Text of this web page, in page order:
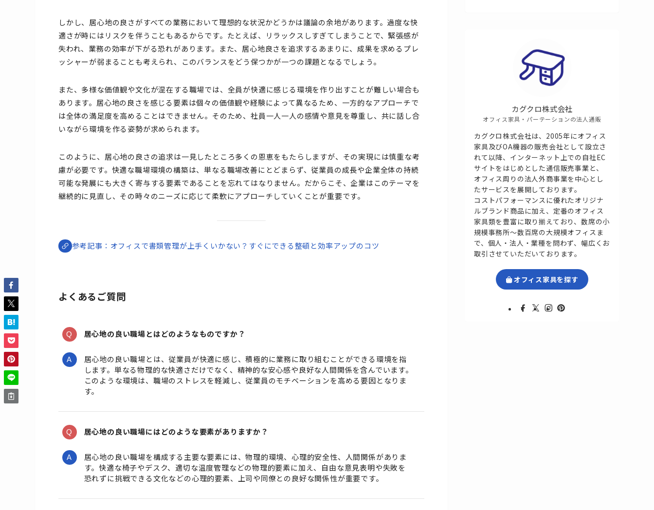
しかし、居心地の良さがすべての業務において理想的な状況かどうかは議論の余地があります。過度な快
適さが時にはリスクを伴うこともあるからです。たとえば、リラックスしすぎてしまうことで、緊張感が
失われ、業務の効率が下がる恐れがあります。また、居心地良さを追求するあまりに、成果を求めるプレ
ッシャーが弱まることも考えられ、このバランスをどう保つかが一つの課題となるでしょう。
また、多様な価値観や文化が混在する職場では、全員が快適に感じる環境を作り出すことが難しい場合も
あります。居心地の良さを感じる要素は個々の価値観や経験によって異なるため、一方的なアプローチで
は全体の満足度を高めることはできません。そのため、社員一人一人の感情や意見を尊重し、共に話し合
いながら環境を作る姿勢が求められます。
このように、居心地の良さの追求は一見したところ多くの恩恵をもたらしますが、その実現には慎重な考
慮が必要です。快適な職場環境の構築は、単なる職場改善にとどまらず、従業員の成長や企業全体の持続
可能な発展にも大きく寄与する要素であることを忘れてはなりません。だからこそ、企業はこのテーマを
継続的に見直し、その時々のニーズに応じて柔軟にアプローチしていくことが重要です。
オフィスで書類管理が上手くいかない？すぐにできる整頓と効率アップのコツ
よくあるご質問
居心地の良い職場とはどのようなものですか？
居心地の良い職場とは、従業員が快適に感じ、積極的に業務に取り組むことができる環境を指
します。単なる物理的な快適さだけでなく、精神的な安心感や良好な人間関係を含んでいます。
このような環境は、職場のストレスを軽減し、従業員のモチベーションを高める要因となりま
す。
居心地の良い職場にはどのような要素がありますか？
居心地の良い職場を構成する主要な要素には、物理的環境、心理的安全性、人間関係がありま
す。快適な椅子やデスク、適切な温度管理などの物理的要素に加え、自由な意見表明や失敗を
恐れずに挑戦できる文化などの心理的要素、上司や同僚との良好な関係性が重要です。
カグクロ株式会社
オフィス家具・パーテーションの法人通販
カグクロ株式会社は、2005年にオフィス
家具及びOA機器の販売会社として設立さ
れて以降、インターネット上での自社EC
サイトをはじめとした通信販売事業と、
オフィス周りの法人外商事業を中心とし
たサービスを展開しております。
コストパフォーマンスに優れたオリジナ
ルブランド商品に加え、定番のオフィス
家具類を豊富に取り揃えており、数席の小
規模事務所～数百席の大規模オフィスま
で、個人・法人・業種を問わず、幅広くお
取引させていただいております。
オフィス家具を探す